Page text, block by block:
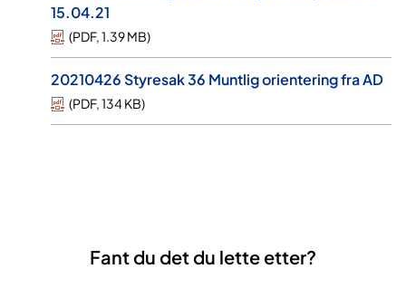
15.04.21
(PDF,1.39 MB)
20210426 Styresak 36 Muntlig orientering fra AD
(PDF,134 KB)
Fant du det du lette etter?